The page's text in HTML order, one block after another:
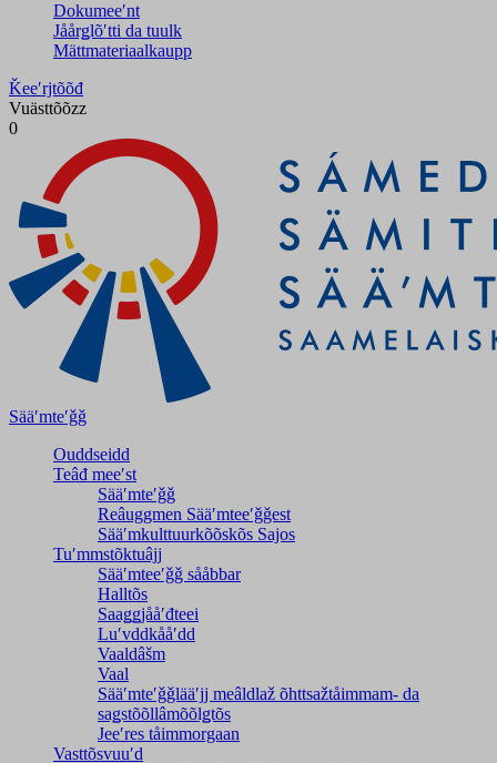
Dokumeeʹnt
Jåårǥlõʹtti da tuulk
Mättmateriaalkaupp
Ǩeeʹrjtõõđ
Vuästtõõzz
0
Sääʹmteʹǧǧ
Ouddseidd
Teâđ meeʹst
Sääʹmteʹǧǧ
Reâuggmen Sääʹmteeʹǧǧest
Sääʹmkulttuurkõõskõs Sajos
Tuʹmmstõktuâjj
Sääʹmteeʹǧǧ sååbbar
Halltõs
Saaǥǥjååʹđteei
Luʹvddkååʹdd
Vaaldâšm
Vaal
Sääʹmteʹǧǧlääʹjj meâldlaž õhttsažtåimmam- da
saǥstõõllâmõõlǥtõs
Jeeʹres tåimmorgaan
Vasttõsvuuʹd